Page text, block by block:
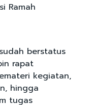
Ramah
berstatus
rapat
kegiatan,
hingga
tugas